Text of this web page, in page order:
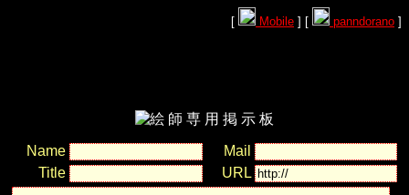
[ Mobile ] [ panndorano ]
Name
Mail
Title
URL